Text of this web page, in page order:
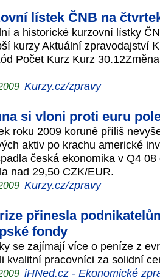
lístek ČNB na
a historické kurzovní lístky
kurzy Aktuální zpravodajství
Počet Kurz Kurz
Kurzy.cz/zpravy
si vloni proti euru
roku 2009 koruně příliš
aktiv po krachu americké
česká ekonomika v Q4
nad 29,50 CZK/EUR.
Kurzy.cz/zpravy
přinesla
fondy
se zajímají více o peníze z
kvalitní pracovníci za solidní
iHNed.cz - Ekonomické